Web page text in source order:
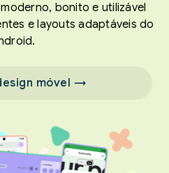
bonito e utilizável
e layouts adaptáveis do
móvel →